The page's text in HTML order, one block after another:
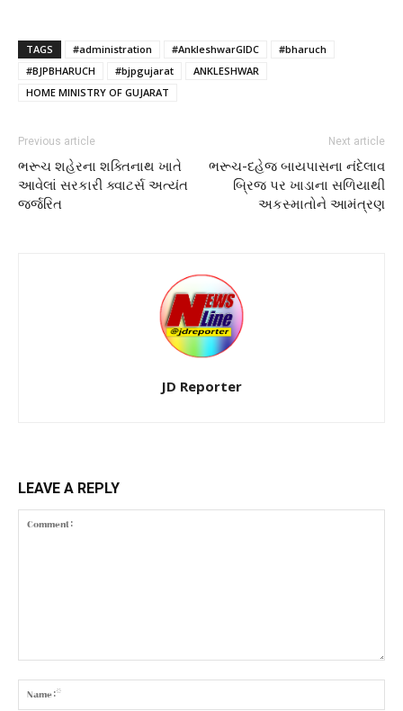
TAGS #administration #AnkleshwarGIDC
#bharuch
#BJPBHARUCH
#bjpgujarat
ANKLESHWAR
HOME MINISTRY OF GUJARAT
Previous article
ભરૂચ શહેરના શક્તિનાથ ખાતે
આવેલાં સરકારી ક્વાટર્સ અત્યંત
જર્જરિત
Next article
ભરૂચ-દહેજ બાયપાસના નંદેલાવ
બ્રિજ પર ખાડાના સળિયાથી
અકસ્માતોને આમંત્રણ
JD Reporter
LEAVE A REPLY